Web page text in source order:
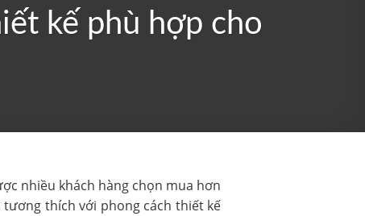
kế phù hợp cho
nhiều khách hàng chọn mua hơn
thích với phong cách thiết kế